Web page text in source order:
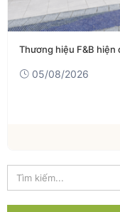
Thương hiệu F&B hiện
05/08/2026